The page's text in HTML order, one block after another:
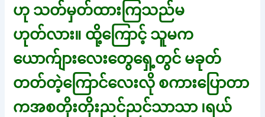
ဟု သတ်မှတ်ထားကြသည်မ
ဟုတ်လား။ ထို့ကြောင့် သူမက
ယောက်ျားလေးတွေရှေ့တွင် မခုတ်
တတ်တဲ့ကြောင်လေးလို စကားပြောတာ
ကအစတိုးတိုးညင်ညင်သာသာ ၊ရယ်